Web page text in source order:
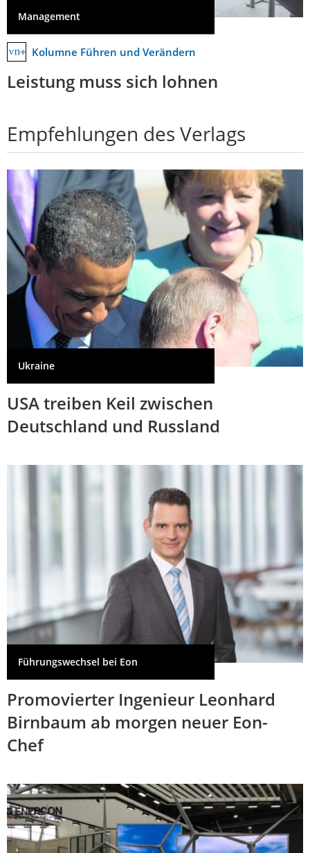
Management
Kolumne Führen und Verändern
Leistung muss sich lohnen
Empfehlungen des Verlags
Ukraine
USA treiben Keil zwischen
Deutschland und Russland
Führungswechsel bei Eon
Promovierter Ingenieur Leonhard
Birnbaum ab morgen neuer Eon-
Chef